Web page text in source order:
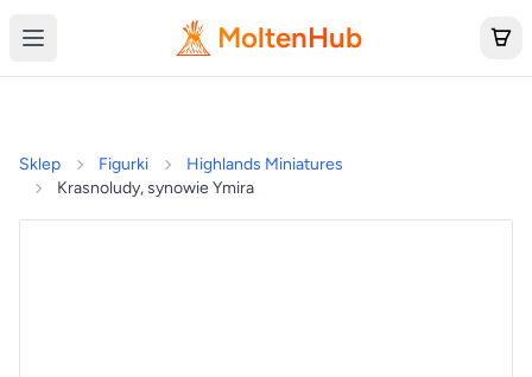
MoltenHub
Sklep Figurki
Highlands Miniatures
Krasnoludy, synowie Ymira